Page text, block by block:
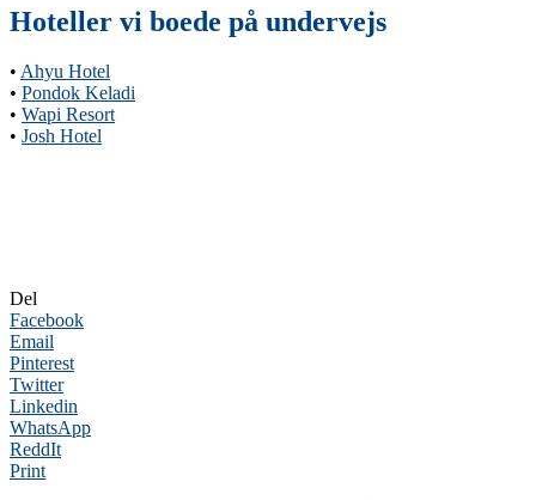
Hoteller vi boede på undervejs
• Ahyu Hotel
• Pondok Keladi
• Wapi Resort
• Josh Hotel
Del
Facebook
Email
Pinterest
Twitter
Linkedin
WhatsApp
ReddIt
Print